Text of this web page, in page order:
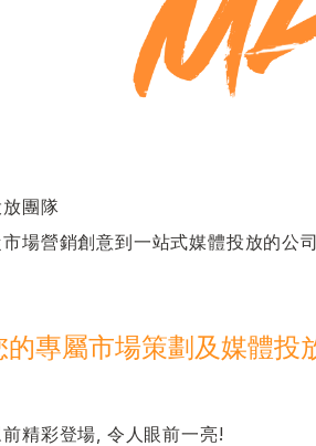
團隊
場營銷創意到一站式媒體投放的公
的專屬市場策劃及媒體投
精彩登場, 令人眼前一亮!